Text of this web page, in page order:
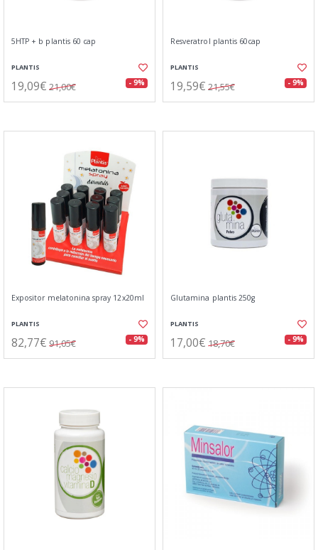
5HTP + b plantis 60 cap
PLANTIS
19,09€ 21,00€ - 9%
Resveratrol plantis 60cap
PLANTIS
19,59€ 21,55€ - 9%
Expositor melatonina spray 12x20ml
PLANTIS
82,77€ 91,05€ - 9%
Glutamina plantis 250g
PLANTIS
17,00€ 18,70€ - 9%